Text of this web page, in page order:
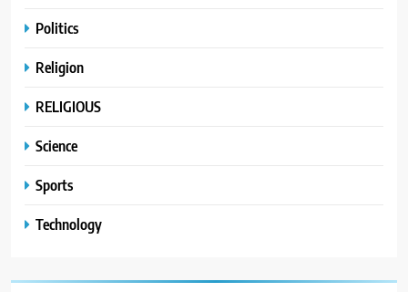
Politics
Religion
RELIGIOUS
Science
Sports
Technology